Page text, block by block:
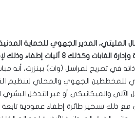
إطفاء وذلك لإخماد حريق جبل الناظور، بالمدينة رامسار غار الملح.
في تصريح لمراسل (وات) ببنزرت، أنه
للمخططين الجهوي والمحلي لتنظيم
الآلي والميكانيكي أو عبر التدخل البشري
مع ذلك تسخير طائرة إطفاء عمودية